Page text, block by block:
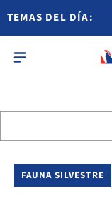
TEMAS DEL DÍA:
FAUNA SILVESTRE